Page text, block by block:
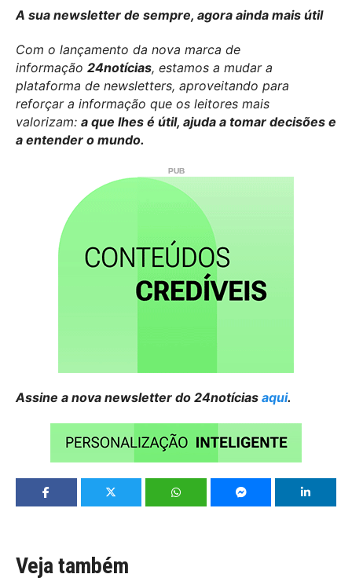
A sua newsletter de sempre, agora ainda mais útil
Com o lançamento da nova marca de
informação 24notícias, estamos a mudar a
plataforma de newsletters, aproveitando para
reforçar a informação que os leitores mais
valorizam: a que lhes é útil, ajuda a tomar decisões e
a entender o mundo.
Assine a nova newsletter do 24notícias aqui.
Veja também